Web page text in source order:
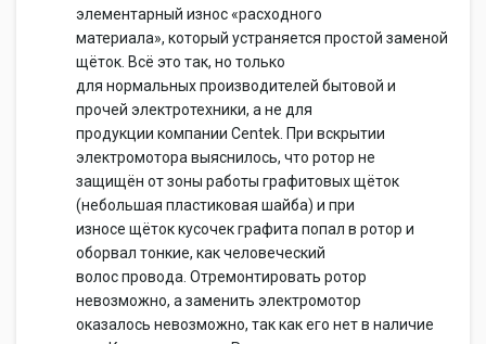
элементарный износ «расходного
материала», который устраняется простой заменой
щёток. Всё это так, но только
для нормальных производителей бытовой и
прочей электротехники, а не для
продукции компании Centek. При вскрытии
электромотора выяснилось, что ротор не
защищён от зоны работы графитовых щёток
(небольшая пластиковая шайба) и при
износе щёток кусочек графита попал в ротор и
оборвал тонкие, как человеческий
волос провода. Отремонтировать ротор
невозможно, а заменить электромотор
оказалось невозможно, так как его нет в наличие